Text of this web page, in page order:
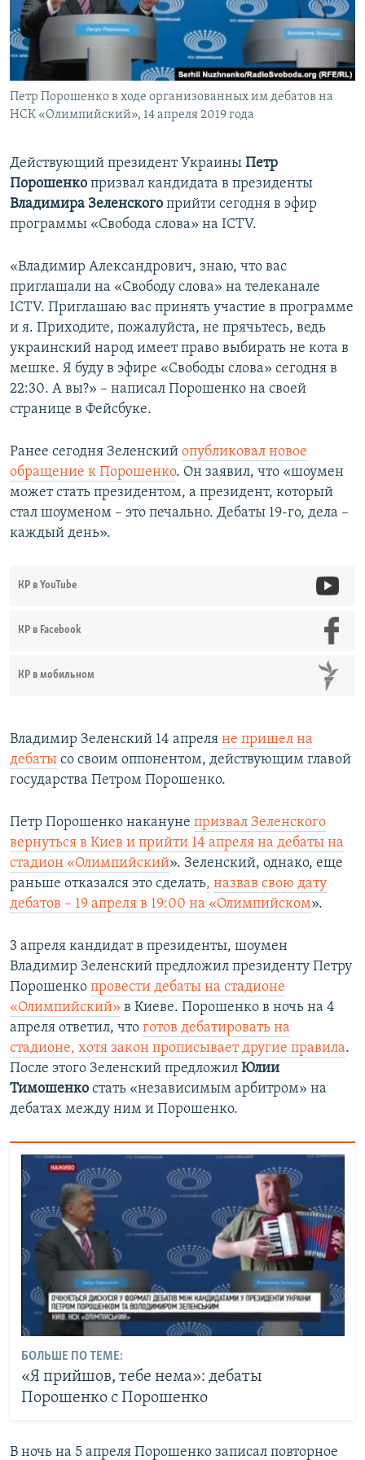
ПОБЕДИТЕЛЕЙ НЕ СУДЯТ?
КРЫМ.НЕПОКОРЕННЫЙ
УКРАИНСКАЯ ПРОБЛЕМА КРЫМА
ПРИСОЕДИНЯЙТЕСЬ!
Все сайты RFE/RL
Петр Порошенко в ходе организованных им дебатов на
НСК «Олимпийский», 14 апреля 2019 года
Действующий президент Украины Петр
Порошенко призвал кандидата в президенты
Владимира Зеленского прийти сегодня в эфир
программы «Свобода слова» на ICTV.
«Владимир Александрович, знаю, что вас
приглашали на «Свободу слова» на телеканале
ICTV. Приглашаю вас принять участие в программе
и я. Приходите, пожалуйста, не прячьтесь, ведь
украинский народ имеет право выбирать не кота в
мешке. Я буду в эфире «Свободы слова» сегодня в
22:30. А вы?» – написал Порошенко на своей
странице в Фейсбуке.
Ранее сегодня Зеленский опубликовал новое
обращение к Порошенко. Он заявил, что «шоумен
может стать президентом, а президент, который
стал шоуменом – это печально. Дебаты 19-го, дела –
каждый день».
КР в YouTube
КР в Facebook
КР в мобильном
Владимир Зеленский 14 апреля не пришел на
дебаты со своим оппонентом, действующим главой
государства Петром Порошенко.
Петр Порошенко накануне призвал Зеленского
вернуться в Киев и прийти 14 апреля на дебаты на
стадион «Олимпийский». Зеленский, однако, еще
раньше отказался это сделать, назвав свою дату
дебатов – 19 апреля в 19:00 на «Олимпийском».
3 апреля кандидат в президенты, шоумен
Владимир Зеленский предложил президенту Петру
Порошенко провести дебаты на стадионе
«Олимпийский» в Киеве. Порошенко в ночь на 4
апреля ответил, что готов дебатировать на
стадионе, хотя закон прописывает другие правила.
После этого Зеленский предложил Юлии
Тимошенко стать «независимым арбитром»​ на
дебатах между ним и Порошенко.​
БОЛЬШЕ ПО ТЕМЕ:
«Я прийшов, тебе нема»: дебаты
Порошенко с Порошенко
В ночь на 5 апреля Порошенко записал повторное